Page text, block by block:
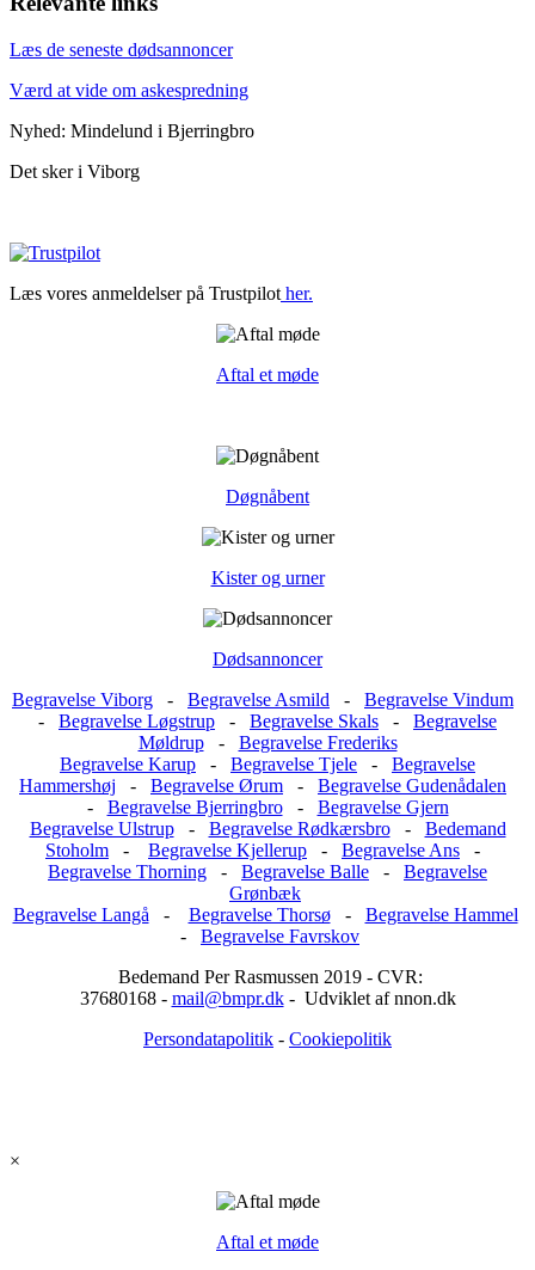
Læs de seneste dødsannoncer
Værd at vide om askespredning
Nyhed: Mindelund i Bjerringbro
Det sker i Viborg
Læs vores anmeldelser på Trustpilot her.
Aftal et møde
Døgnåbent
Kister og urner
Dødsannoncer
Begravelse Viborg - Begravelse Asmild - Begravelse Vindum
- Begravelse Løgstrup - Begravelse Skals - Begravelse
Møldrup- Begravelse Frederiks
Begravelse Karup - Begravelse Tjele - Begravelse
Hammershøj - Begravelse Ørum - Begravelse Gudenådalen
- Begravelse Bjerringbro- Begravelse Gjern
Begravelse Ulstrup- Begravelse Rødkærsbro- Bedemand
Stoholm - Begravelse Kjellerup - Begravelse Ans -
Begravelse Thorning - Begravelse Balle - Begravelse
Grønbæk
Begravelse Langå - Begravelse Thorsø- Begravelse Hammel
- Begravelse Favrskov
Bedemand Per Rasmussen 2019 - CVR:
37680168 - mail@bmpr.dk- Udviklet af nnon.dk
Persondatapolitik - Cookiepolitik
×
Aftal et møde